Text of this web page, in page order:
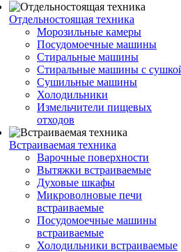
Отдельностоящая техника
Морозильные камеры
Посудомоечные машины
Стиральные машины
Стиральные машины с
Сушильные машины
Холодильники
Измельчители пищевых
отходов
Встраиваемая техника
Варочные поверхности
Вытяжки встраиваемые
Духовые шкафы
Микроволновые печи
встраиваемые
Посудомоечные машины
встраиваемые
Холодильники встраиваемые